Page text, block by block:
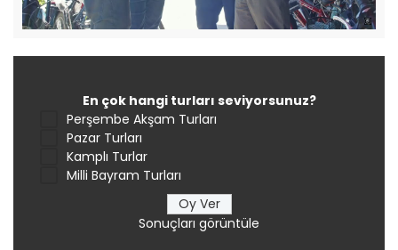
En çok hangi turları seviyorsunuz?
Perşembe Akşam Turları
Pazar Turları
Kamplı Turlar
Milli Bayram Turları
Sonuçları görüntüle